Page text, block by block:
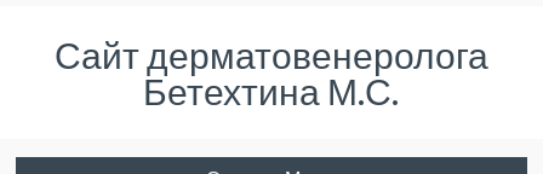
Сайт дерматовенеролога
Бетехтина М.С.